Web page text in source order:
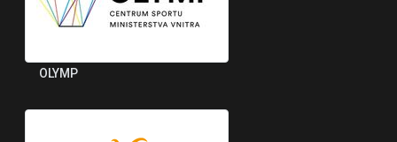
OLYMP